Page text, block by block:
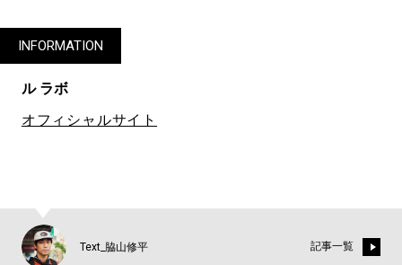
INFORMATION
ル ラボ
オフィシャルサイト
Text_脇山修平 記事一覧